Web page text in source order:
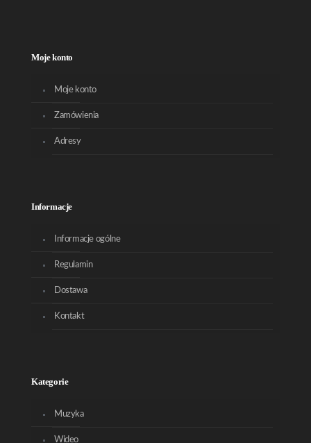
Moje konto
Moje konto
Zamówienia
Adresy
Informacje
Informacje ogólne
Regulamin
Dostawa
Kontakt
Kategorie
Muzyka
Wideo